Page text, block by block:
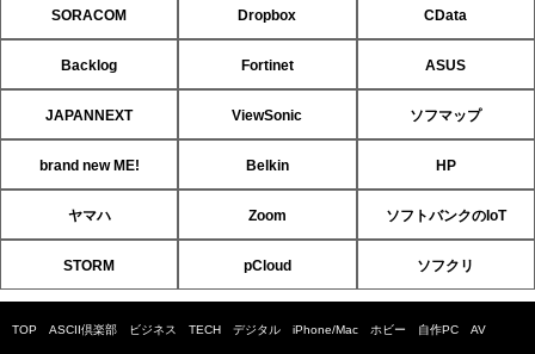
SORACOM Dropbox CData
Backlog Fortinet ASUS
JAPANNEXT ViewSonic ソフマップ
brand new ME! Belkin HP
ヤマハ Zoom ソフトバンクのIoT
STORM pCloud ソフクリ
TOP ASCII倶楽部 ビジネス TECH デジタル iPhone/Mac ホビー 自作PC AV